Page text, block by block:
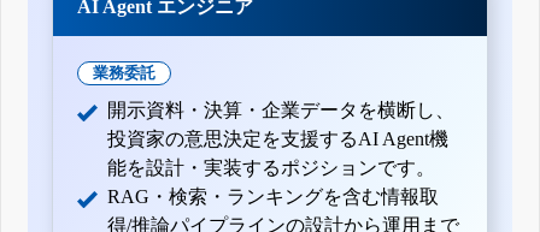
AI Agent エンジニア
業務委託
開示資料・決算・企業データを横断し、
投資家の意思決定を支援するAI Agent機
能を設計・実装するポジションです。
RAG・検索・ランキングを含む情報取
得/推論パイプラインの設計から運用まで